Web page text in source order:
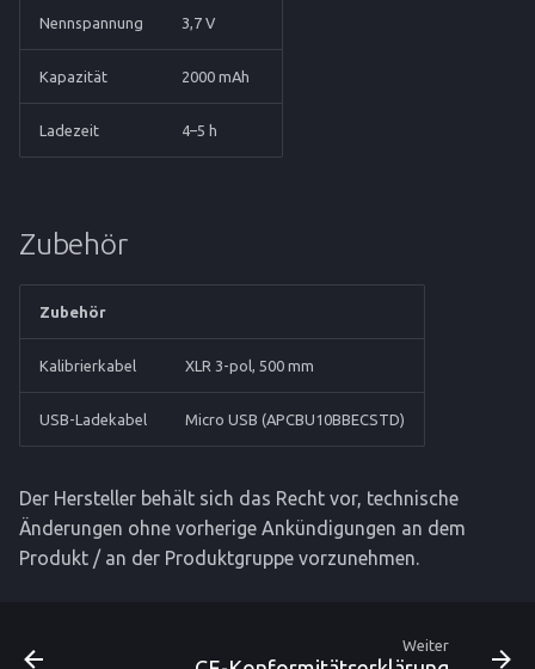
Nennspannung 3,7 V
Kapazität 2000 mAh
Ladezeit 4–5 h
Zubehör
Zubehör
Kalibrierkabel XLR 3-pol, 500 mm
USB-Ladekabel Micro USB (APCBU10BBECSTD)
Der Hersteller behält sich das Recht vor, technische
Änderungen ohne vorherige Ankündigungen an dem
Produkt / an der Produktgruppe vorzunehmen.
Weiter